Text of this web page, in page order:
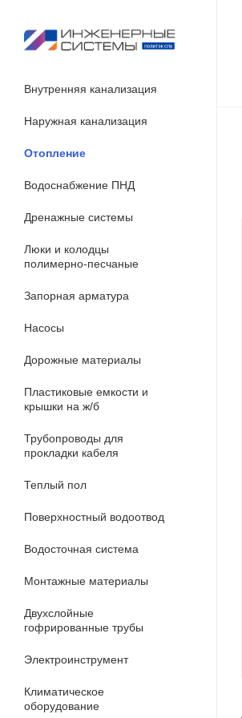
Внутренняя канализация
Наружная канализация
Отопление
Водоснабжение ПНД
Дренажные системы
Люки и колодцы
полимерно-песчаные
Запорная арматура
Насосы
Дорожные материалы
Пластиковые емкости и
крышки на ж/б
Трубопроводы для
прокладки кабеля
Теплый пол
Поверхностный водоотвод
Водосточная система
Монтажные материалы
Двухслойные
гофрированные трубы
Электроинструмент
Климатическое
оборудование